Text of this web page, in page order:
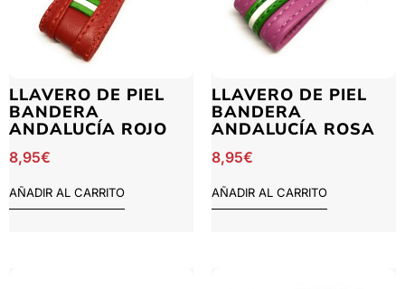
LLAVERO DE PIEL
BANDERA
ANDALUCÍA ROJO
8,95€
AÑADIR AL CARRITO
LLAVERO DE PIEL
BANDERA
ANDALUCÍA ROSA
8,95€
AÑADIR AL CARRITO